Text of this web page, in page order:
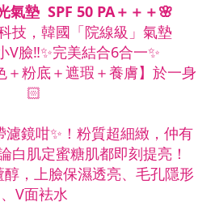
氣墊 SPF 50 PA＋＋＋🌸
技，韓國「院線級」氣墊
V臉‼️✨完美結合6合一✨
＋粉底＋遮瑕＋養膚】於一身
🏻
鏡咁✨！粉質超細緻，仲有
白肌定蜜糖肌都即刻提亮！
，上臉保濕透亮、毛孔隱形
、V面袪水